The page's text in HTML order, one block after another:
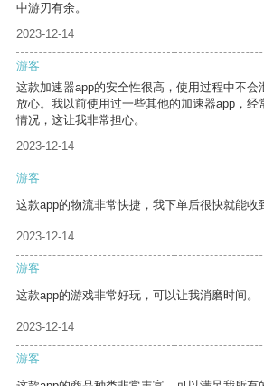
中游刃有余。
2023-12-14
游客
这款加速器app的安全性很高，使用过程中不会
放心。我以前使用过一些其他的加速器app，经
情况，这让我非常担心。
2023-12-14
游客
这款app的物流非常快捷，我下单后很快就能收
2023-12-14
游客
这款app的游戏非常好玩，可以让我消磨时间。
2023-12-14
游客